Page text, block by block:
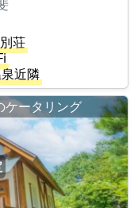
荘
近隣
ータリング